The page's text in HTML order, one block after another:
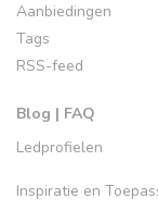
Aanbiedingen
Tags
RSS-feed
Blog | FAQ
Ledprofielen
Inspiratie en